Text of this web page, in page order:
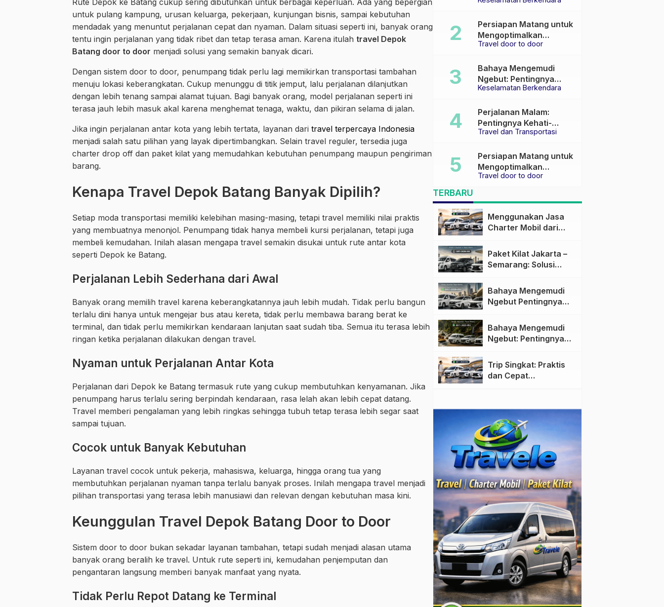
Rute Depok ke Batang cukup sering dibutuhkan untuk berbagai keperluan. Ada yang bepergian
untuk pulang kampung, urusan keluarga, pekerjaan, kunjungan bisnis, sampai kebutuhan
mendadak yang menuntut perjalanan cepat dan nyaman. Dalam situasi seperti ini, banyak orang
tentu ingin perjalanan yang tidak ribet dan tetap terasa aman. Karena itulah travel Depok
Batang door to door menjadi solusi yang semakin banyak dicari.
Dengan sistem door to door, penumpang tidak perlu lagi memikirkan transportasi tambahan
menuju lokasi keberangkatan. Cukup menunggu di titik jemput, lalu perjalanan dilanjutkan
dengan lebih tenang sampai alamat tujuan. Bagi banyak orang, model perjalanan seperti ini
terasa jauh lebih masuk akal karena menghemat tenaga, waktu, dan pikiran selama di jalan.
Jika ingin perjalanan antar kota yang lebih tertata, layanan dari travel terpercaya Indonesia
menjadi salah satu pilihan yang layak dipertimbangkan. Selain travel reguler, tersedia juga
charter drop off dan paket kilat yang memudahkan kebutuhan penumpang maupun pengiriman
barang.
Kenapa Travel Depok Batang Banyak Dipilih?
Setiap moda transportasi memiliki kelebihan masing-masing, tetapi travel memiliki nilai praktis
yang membuatnya menonjol. Penumpang tidak hanya membeli kursi perjalanan, tetapi juga
membeli kemudahan. Inilah alasan mengapa travel semakin disukai untuk rute antar kota
seperti Depok ke Batang.
Perjalanan Lebih Sederhana dari Awal
Banyak orang memilih travel karena keberangkatannya jauh lebih mudah. Tidak perlu bangun
terlalu dini hanya untuk mengejar bus atau kereta, tidak perlu membawa barang berat ke
terminal, dan tidak perlu memikirkan kendaraan lanjutan saat sudah tiba. Semua itu terasa lebih
ringan ketika perjalanan dilakukan dengan travel.
Nyaman untuk Perjalanan Antar Kota
Perjalanan dari Depok ke Batang termasuk rute yang cukup membutuhkan kenyamanan. Jika
penumpang harus terlalu sering berpindah kendaraan, rasa lelah akan lebih cepat datang.
Travel memberi pengalaman yang lebih ringkas sehingga tubuh tetap terasa lebih segar saat
sampai tujuan.
Cocok untuk Banyak Kebutuhan
Layanan travel cocok untuk pekerja, mahasiswa, keluarga, hingga orang tua yang
membutuhkan perjalanan nyaman tanpa terlalu banyak proses. Inilah mengapa travel menjadi
pilihan transportasi yang terasa lebih manusiawi dan relevan dengan kebutuhan masa kini.
Keunggulan Travel Depok Batang Door to Door
Sistem door to door bukan sekadar layanan tambahan, tetapi sudah menjadi alasan utama
banyak orang beralih ke travel. Untuk rute seperti ini, kemudahan penjemputan dan
pengantaran langsung memberi banyak manfaat yang nyata.
Tidak Perlu Repot Datang ke Terminal
Travel door to door
Persiapan Matang untuk
Mengoptimalkan
Pengalaman Travel
Keselamatan Berkendara
Bahaya Mengemudi
Ngebut: Pentingnya
Keselamatan di Jalan
Travel dan Transportasi
Perjalanan Malam:
Pentingnya Kehati-
hatian dan Pemilihan
Travel door to door
Persiapan Matang untuk
Mengoptimalkan
Pengalaman Travel
TERBARU
Menggunakan Jasa
Charter Mobil dari
Nyaman dan Fleksibel
Paket Kilat Jakarta –
Semarang: Solusi
Efisien
Bahaya Mengemudi
Ngebut Pentingnya
raya
Bahaya Mengemudi
Ngebut: Pentingnya
Trip Singkat: Praktis
dan Cepat